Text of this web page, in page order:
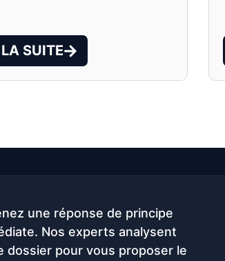
SUITE
une réponse de principe
Nos experts analysent
dossier pour vous proposer le